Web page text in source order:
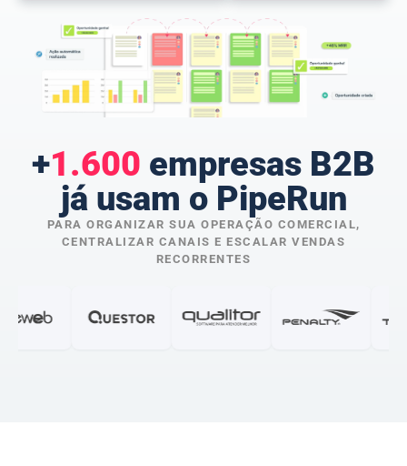
+1.600 empresas B2B
já usam o PipeRun
PARA ORGANIZAR SUA OPERAÇÃO COMERCIAL,
CENTRALIZAR CANAIS E ESCALAR VENDAS
RECORRENTES